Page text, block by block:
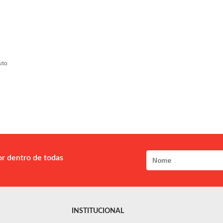
dentro de todas
INSTITUCIONAL